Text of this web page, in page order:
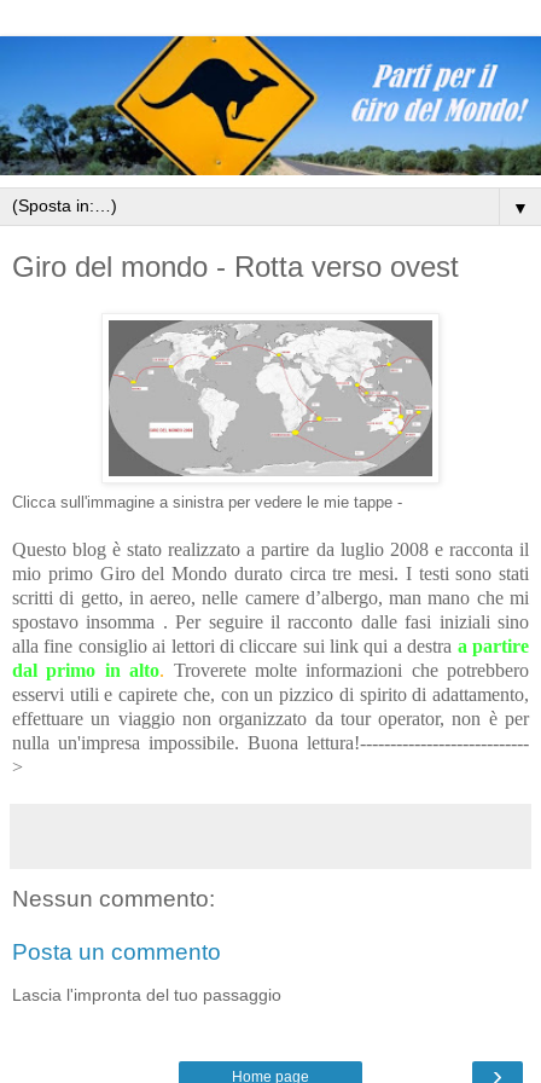
▼
Giro del mondo - Rotta verso ovest
Clicca sull'immagine a sinistra per vedere le mie tappe -
Questo blog è stato realizzato a partire da luglio 2008 e racconta il
mio primo Giro del Mondo durato circa tre mesi. I testi sono stati
scritti di getto, in aereo, nelle camere d’albergo, man mano che mi
spostavo insomma . Per seguire il racconto dalle fasi iniziali sino
alla fine consiglio ai lettori di cliccare sui link qui a destra a partire
dal primo in alto. Troverete molte informazioni che potrebbero
esservi utili e capirete che, con un pizzico di spirito di adattamento,
effettuare un viaggio non organizzato da tour operator, non è per
nulla un'impresa impossibile. Buona lettura!----------------------------
>
Nessun commento:
Posta un commento
Lascia l'impronta del tuo passaggio
›
Home page